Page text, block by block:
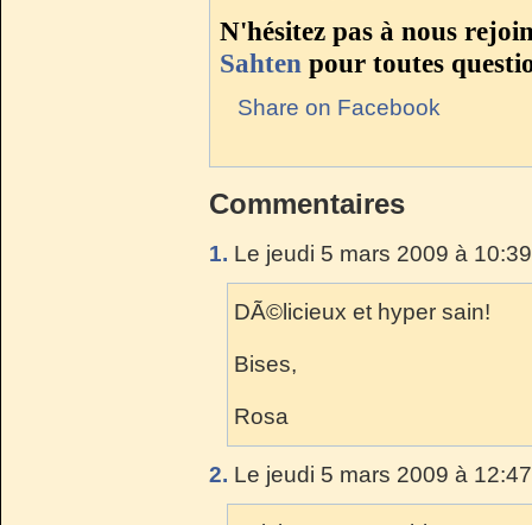
N'hésitez pas à nous
Sahten pour toutes
Share on Facebook
Commentaires
1. Le jeudi 5 mars 2009 à
DÃ©licieux et hyper sain!
Bises,
Rosa
2. Le jeudi 5 mars 2009 à